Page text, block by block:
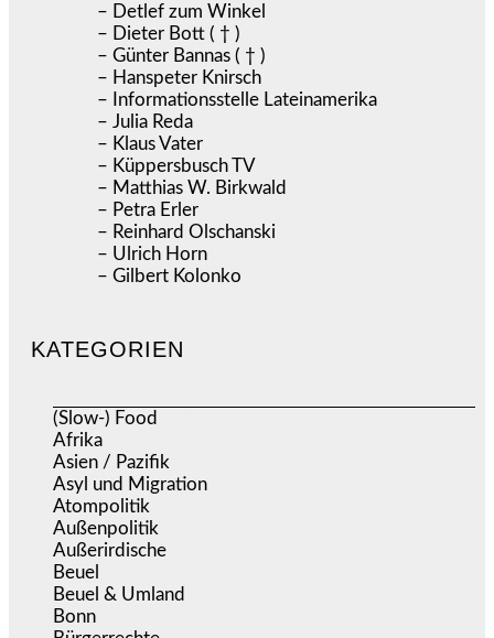
– Detlef zum Winkel
– Dieter Bott ( † )
– Günter Bannas ( † )
– Hanspeter Knirsch
– Informationsstelle Lateinamerika
– Julia Reda
– Klaus Vater
– Küppersbusch TV
– Matthias W. Birkwald
– Petra Erler
– Reinhard Olschanski
– Ulrich Horn
– Gilbert Kolonko
KATEGORIEN
(Slow-) Food
Afrika
Asien / Pazifik
Asyl und Migration
Atompolitik
Außenpolitik
Außerirdische
Beuel
Beuel & Umland
Bonn